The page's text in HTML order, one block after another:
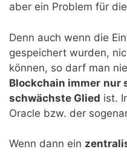
aber ein Problem für
Denn auch wenn die
gespeichert wurden,
können, so darf man
Blockchain immer nur
schwächste Glied ist.
Oracle bzw. der
Wenn dann ein